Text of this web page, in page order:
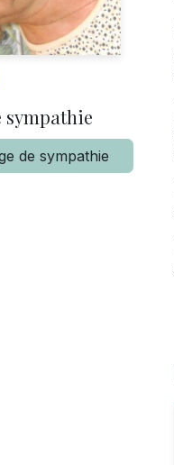
sympathie
de sympathie